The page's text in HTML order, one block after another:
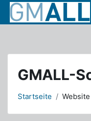
Zum Hauptinhalt
GMALL-
Startseite Website